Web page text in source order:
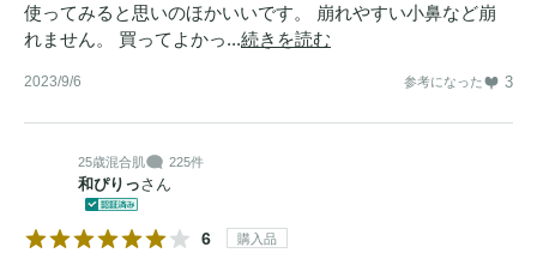
使ってみると思いのほかいいです。 崩れやすい小鼻など崩
れません。 買ってよかっ...続きを読む
2023/9/6 参考になった 3
25歳混合肌 225件
和ぴりっさん
6 購入品